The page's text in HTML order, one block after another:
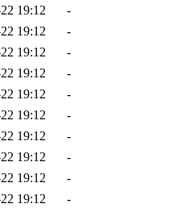
19:12
-
19:12
-
19:12
-
19:12
-
19:12
-
19:12
-
19:12
-
19:12
-
19:12
-
19:12
-